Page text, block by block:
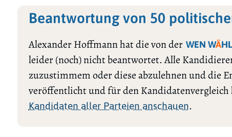
Beantwortung von 50
Alexander Hoffmann hat die von der WEN WÄ
leider (noch) nicht beantwortet. Alle
zuzustimmem oder diese abzulehnen und die
veröffentlicht und für den Kandidatenvergleich
Kandidaten aller Parteien anschauen.